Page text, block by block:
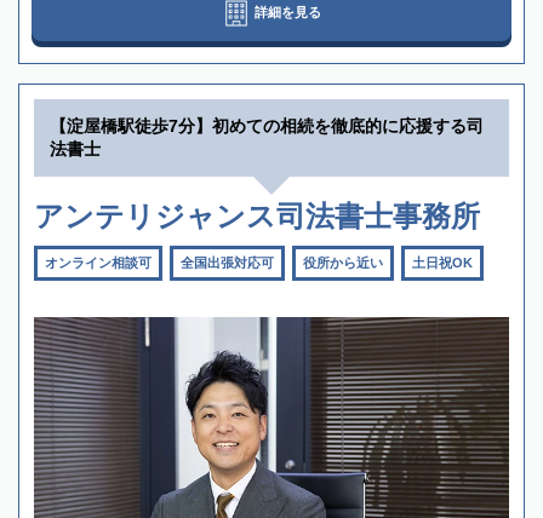
詳細を見る
【淀屋橋駅徒歩7分】初めての相続を徹底的に応援する司
法書士
アンテリジャンス司法書士事務所
オンライン相談可 全国出張対応可 役所から近い 土日祝OK